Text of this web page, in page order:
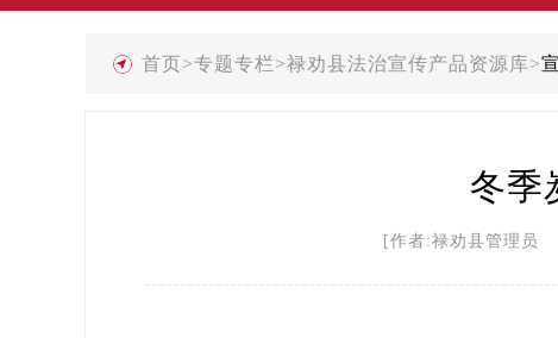
首页>专题专栏>禄劝县法治宣传产品资源库>
冬季
[作者:禄劝县管